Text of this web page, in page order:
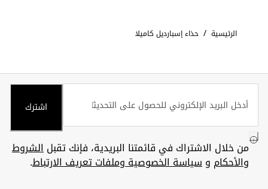
الرئيسية / حذاء إسبارديل كاميلا
اشترك
من خلال الاشتراك في قائمتنا البريدية، فإنك تقبلالشروط
والأحكام وسياسة الخصوصية وملفات تعريف الارتباط.